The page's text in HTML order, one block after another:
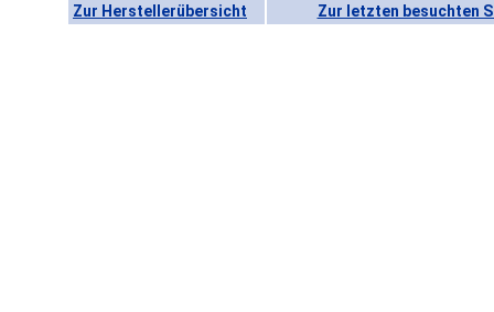
Zur Herstellerübersicht Zur letzten besuchten